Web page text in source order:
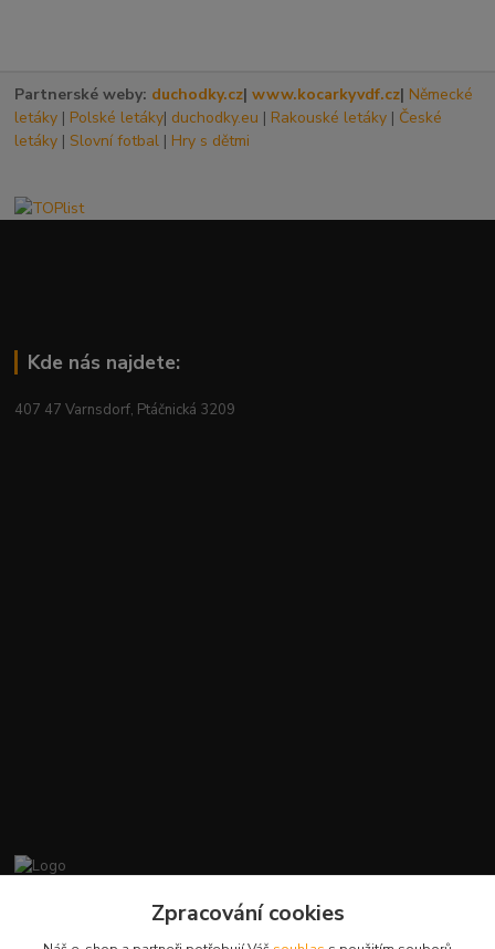
Partnerské weby: duchodky.cz|www.kocarkyvdf.cz| Německé
letáky | Polské letáky| duchodky.eu | Rakouské letáky | České
letáky | Slovní fotbal | Hry s dětmi
Kde nás najdete:
407 47 Varnsdorf, Ptáčnická 3209
Zpracování cookies